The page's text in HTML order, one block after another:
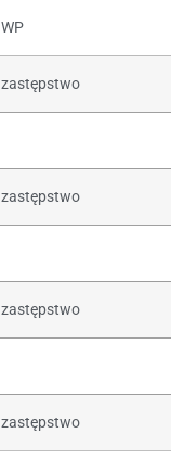
WP
zastępstwo
zastępstwo
zastępstwo
zastępstwo